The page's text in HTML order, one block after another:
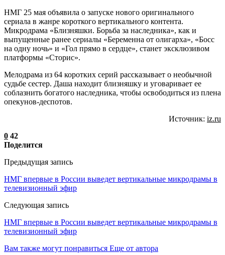
НМГ 25 мая объявила о запуске нового оригинального
сериала в жанре короткого вертикального контента.
Микродрама «Близняшки. Борьба за наследника», как и
выпущенные ранее сериалы «Беременна от олигарха», «Босс
на одну ночь» и «Гол прямо в сердце», станет эксклюзивом
платформы «Сторис».
Мелодрама из 64 коротких серий рассказывает о необычной
судьбе сестер. Даша находит близняшку и уговаривает ее
соблазнить богатого наследника, чтобы освободиться из плена
опекунов-деспотов.
Источник: iz.ru
0 42
Поделится
Предыдущая запись
НМГ впервые в России выведет вертикальные микродрамы в
телевизионный эфир
Следующая запись
НМГ впервые в России выведет вертикальные микродрамы в
телевизионный эфир
Вам также могут понравиться Еще от автора